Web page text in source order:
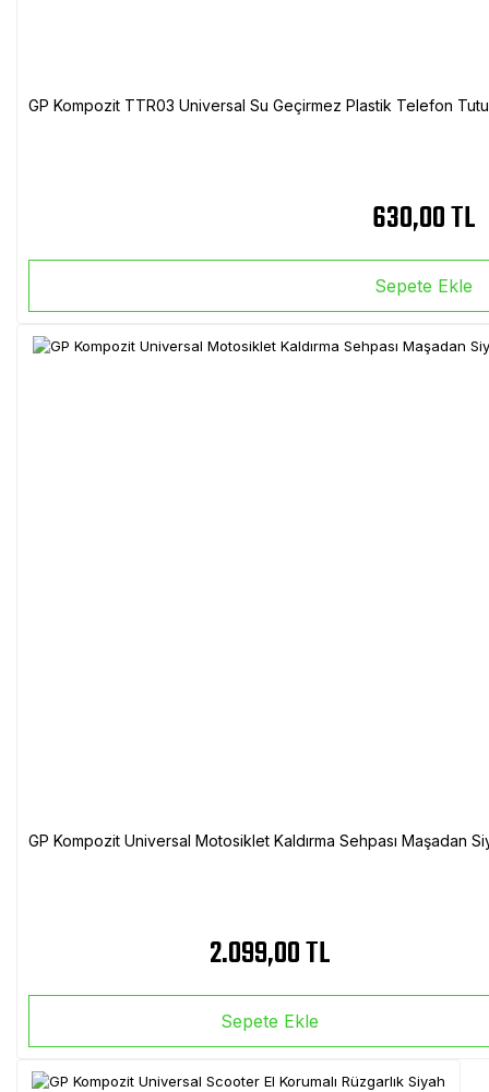
GP Kompozit TTR03 Universal Su Geçirmez Plastik Telefon
630,00 TL
Sepete Ekle
GP Kompozit Universal Motosiklet Kaldırma Sehpası Maşadan
2.099,00 TL
Sepete Ekle